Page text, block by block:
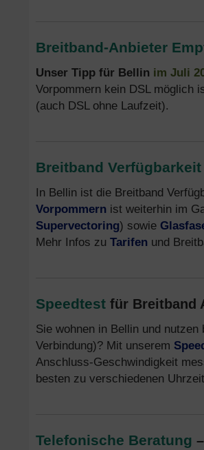
Breitband-Anbieter
Unser Tipp für Bellin im Juli
Vorpommern kein DSL möglich
(auch DSL ohne Laufzeit).
Breitband Verfügbarkeit
In Bellin ist die Breitband
Vorpommern ist weiterhin im
Supervectoring) sowie
Mehr Infos zu Tarifen und
Speedtest für Breitband
Sie wohnen in Bellin und
Verbindung)? Mit unserem
Anschluss-Geschwindigkeit
besten zu verschiedenen
Telefonische Beratung